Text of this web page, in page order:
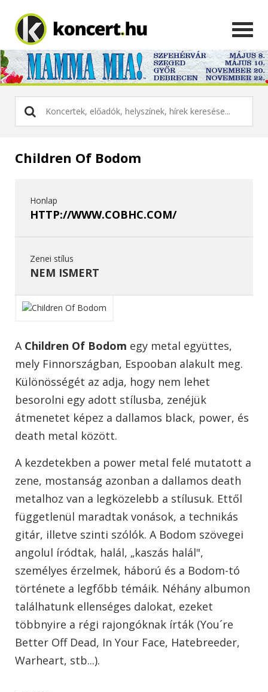
Children Of Bodom
Honlap
HTTP://WWW.COBHC.COM/
Zenei stílus
NEM ISMERT
A Children Of Bodom egy metal együttes,
mely Finnországban, Espooban alakult meg.
Különösségét az adja, hogy nem lehet
besorolni egy adott stílusba, zenéjük
átmenetet képez a dallamos black, power, és
death metal között.
A kezdetekben a power metal felé mutatott a
zene, mostanság azonban a dallamos death
metalhoz van a legközelebb a stílusuk. Ettől
függetlenül maradtak vonások, a technikás
gitár, illetve szinti szólók. A Bodom szövegei
angolul íródtak, halál, „kaszás halál",
személyes érzelmek, háború és a Bodom-tó
története a legfőbb témáik. Néhány albumon
találhatunk ellenséges dalokat, ezeket
többnyire a régi rajongóknak írták (You´re
Better Off Dead, In Your Face, Hatebreeder,
Warheart, stb...).